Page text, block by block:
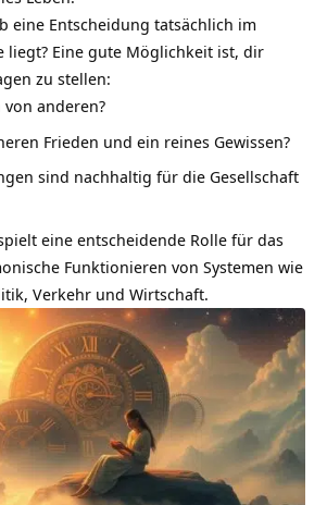
eine Entscheidung tatsächlich im
liegt? Eine gute Möglichkeit ist, dir
zu stellen:
von anderen?
Frieden und ein reines Gewissen?
sind nachhaltig für die Gesellschaft
eine entscheidende Rolle für das
Funktionieren von Systemen wie
Verkehr und Wirtschaft.